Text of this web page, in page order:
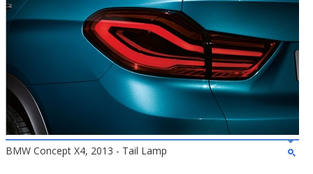
BMW Concept X4, 2013 - Tail Lamp